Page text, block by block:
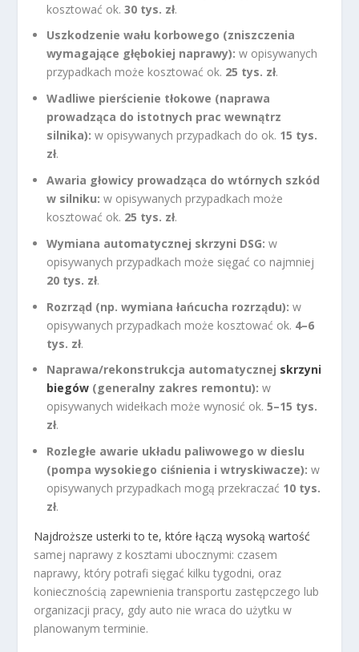
kosztować ok.30 tys. zł.
Uszkodzenie wału korbowego (zniszczenia
wymagające głębokiej naprawy): w opisywanych
przypadkach może kosztować ok. 25 tys. zł.
Wadliwe pierścienie tłokowe (naprawa
prowadząca do istotnych prac wewnątrz
silnika): w opisywanych przypadkach do ok. 15 tys.
zł.
Awaria głowicy prowadząca do wtórnych szkód
w silniku: w opisywanych przypadkach może
kosztować ok. 25 tys. zł.
Wymiana automatycznej skrzyni DSG: w
opisywanych przypadkach może sięgać co najmniej
20 tys. zł.
Rozrząd (np. wymiana łańcucha rozrządu): w
opisywanych przypadkach może kosztować ok. 4–6
tys. zł.
Naprawa/rekonstrukcja automatycznej skrzyni
biegów (generalny zakres remontu): w
opisywanych widełkach może wynosić ok.5–15 tys.
zł.
Rozległe awarie układu paliwowego w dieslu
(pompa wysokiego ciśnienia i wtryskiwacze): w
opisywanych przypadkach mogą przekraczać 10 tys.
zł.
Najdroższe usterki to te, które łączą wysoką wartość
samej naprawy z kosztami ubocznymi: czasem
naprawy, który potrafi sięgać kilku tygodni, oraz
koniecznością zapewnienia transportu zastępczego lub
organizacji pracy, gdy auto nie wraca do użytku w
planowanym terminie.